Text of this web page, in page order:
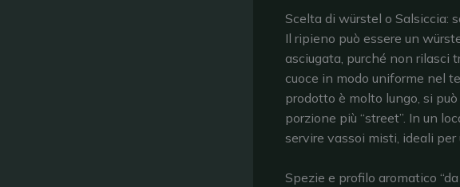
Scelta di würstel o Salsiccia:
Il ripieno può essere un
asciugata, purché non rilasci
cuoce in modo uniforme nel
prodotto è molto lungo, si
porzione più “street”. In un
servire vassoi misti, ideali per
Spezie e profilo aromatico “da